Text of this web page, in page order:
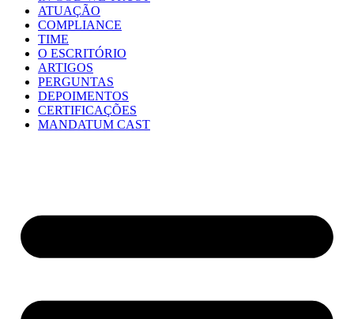
ATUAÇÃO
COMPLIANCE
TIME
O ESCRITÓRIO
ARTIGOS
PERGUNTAS
DEPOIMENTOS
CERTIFICAÇÕES
MANDATUM CAST